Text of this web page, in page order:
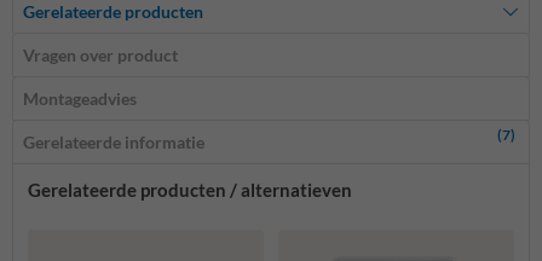
Gerelateerde producten
Vragen over product
Montageadvies
Gerelateerde informatie (7)
Gerelateerde producten / alternatieven